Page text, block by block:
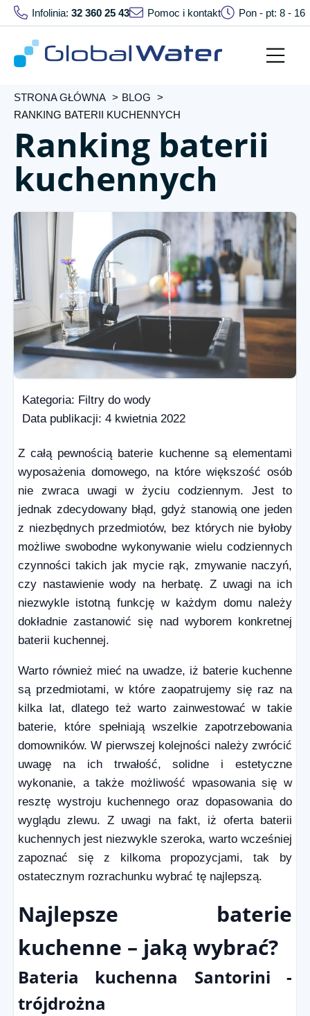
Infolinia: 32 360 25 43 Pomoc i kontakt Pon - pt: 8 - 16
STRONA GŁÓWNA
BLOG
RANKING BATERII KUCHENNYCH
Ranking baterii
kuchennych
Kategoria: Filtry do wody
Data publikacji: 4 kwietnia 2022
Z całą pewnością baterie kuchenne są elementami
wyposażenia domowego, na które większość osób
nie zwraca uwagi w życiu codziennym. Jest to
jednak zdecydowany błąd, gdyż stanowią one jeden
z niezbędnych przedmiotów, bez których nie byłoby
możliwe swobodne wykonywanie wielu codziennych
czynności takich jak mycie rąk, zmywanie naczyń,
czy nastawienie wody na herbatę. Z uwagi na ich
niezwykle istotną funkcję w każdym domu należy
dokładnie zastanowić się nad wyborem konkretnej
baterii kuchennej.
Warto również mieć na uwadze, iż baterie kuchenne
są przedmiotami, w które zaopatrujemy się raz na
kilka lat, dlatego też warto zainwestować w takie
baterie, które spełniają wszelkie zapotrzebowania
domowników. W pierwszej kolejności należy zwrócić
uwagę na ich trwałość, solidne i estetyczne
wykonanie, a także możliwość wpasowania się w
resztę wystroju kuchennego oraz dopasowania do
wyglądu zlewu. Z uwagi na fakt, iż oferta baterii
kuchennych jest niezwykle szeroka, warto wcześniej
zapoznać się z kilkoma propozycjami, tak by
ostatecznym rozrachunku wybrać tę najlepszą.
Najlepsze baterie
kuchenne – jaką wybrać?
Bateria kuchenna Santorini -
trójdrożna